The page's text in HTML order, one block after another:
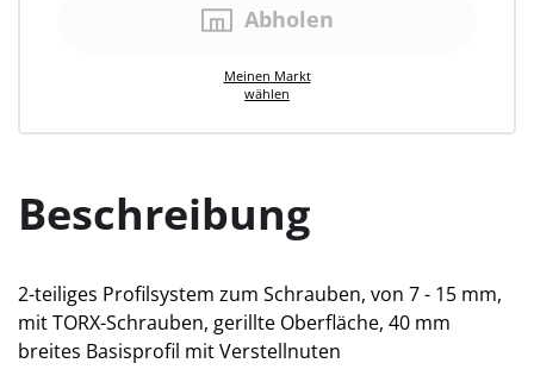
Abholen
Meinen Markt
wählen
Beschreibung
2-teiliges Profilsystem zum Schrauben, von 7 - 15 mm,
mit TORX-Schrauben, gerillte Oberfläche, 40 mm
breites Basisprofil mit Verstellnuten